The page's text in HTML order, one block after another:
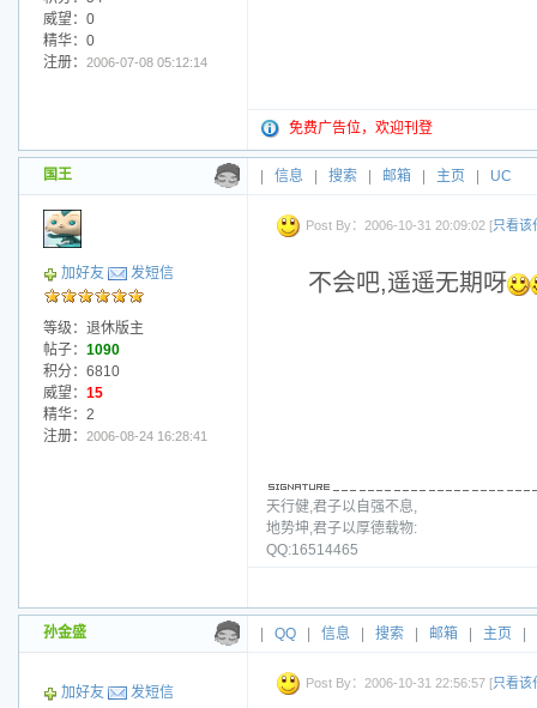
威望：0
精华：0
注册： 2006-07-08 05:12:14
免费广告位，欢迎刊登
国王 信息 搜索 邮箱 主页 UC
加好友 发短信
等级：退休版主
帖子： 1090
积分：6810
威望： 15
精华：2
注册： 2006-08-24 16:28:41
Post By：2006-10-31 20:09:02 [只看该
不会吧,遥遥无期呀
天行健,君子以自强不息,
地势坤,君子以厚德载物:
QQ:16514465
孙金盛 QQ 信息 搜索 邮箱 主页
加好友 发短信
Post By：2006-10-31 22:56:57 [只看该